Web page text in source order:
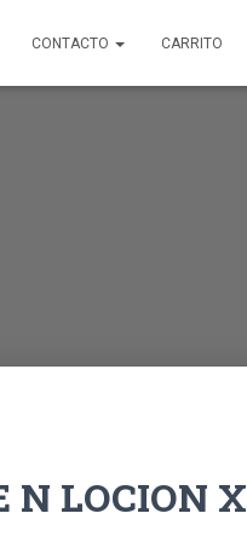
CONTACTO CARRITO
N LOCION X